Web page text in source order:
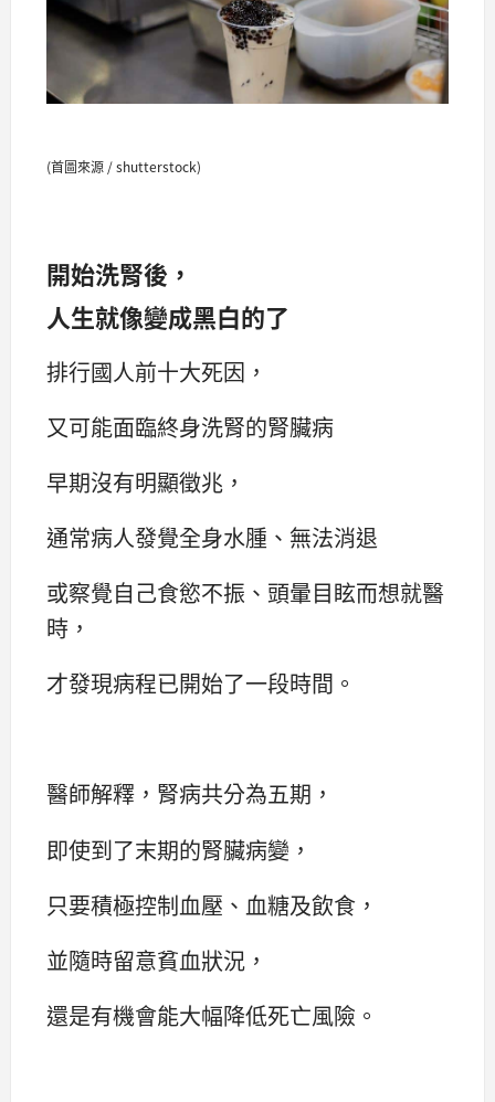
(首圖來源 / shutterstock)
開始洗腎後，
人生就像變成黑白的了
排行國人前十大死因，
又可能面臨終身洗腎的腎臟病
早期沒有明顯徵兆，
通常病人發覺全身水腫、無法消退
或察覺自己食慾不振、頭暈目眩而想就醫
時，
才發現病程已開始了一段時間。
醫師解釋，腎病共分為五期，
即使到了末期的腎臟病變，
只要積極控制血壓、血糖及飲食，
並隨時留意貧血狀況，
還是有機會能大幅降低死亡風險。